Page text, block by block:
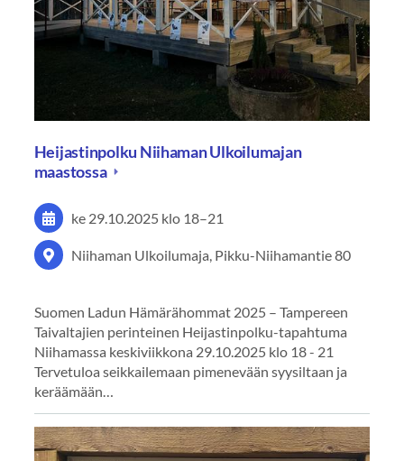
Heijastinpolku Niihaman Ulkoilumajan
maastossa
ke 29.10.2025 klo 18–21
Niihaman Ulkoilumaja, Pikku-Niihamantie 80
Suomen Ladun Hämärähommat 2025 – Tampereen
Taivaltajien perinteinen Heijastinpolku-tapahtuma
Niihamassa keskiviikkona 29.10.2025 klo 18 - 21
Tervetuloa seikkailemaan pimenevään syysiltaan ja
keräämään…